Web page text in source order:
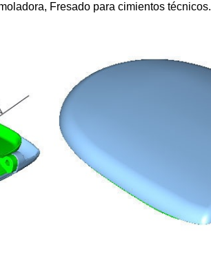
Fresado para cimientos técnicos.